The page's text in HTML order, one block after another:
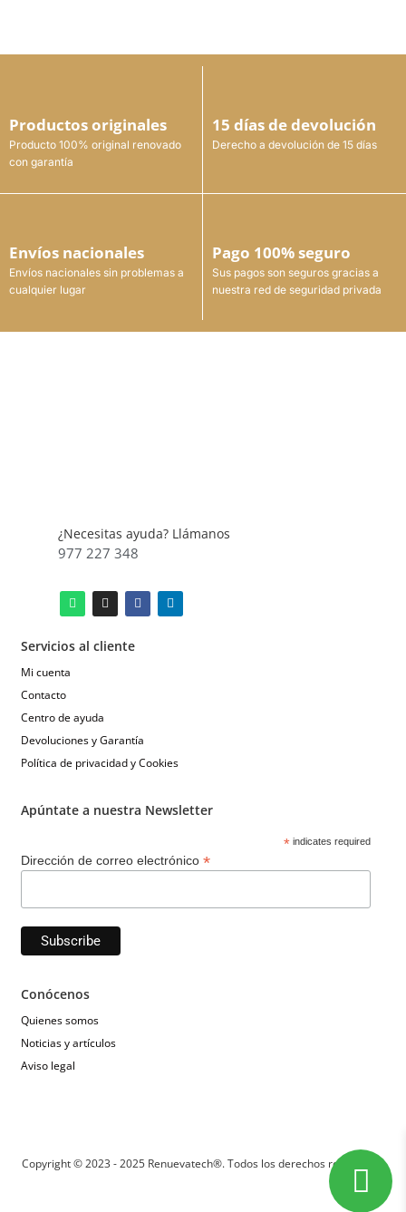
Productos originales
Producto 100% original renovado
con garantía
15 días de devolución
Derecho a devolución de 15 días
Envíos nacionales
Envíos nacionales sin problemas a
cualquier lugar
Pago 100% seguro
Sus pagos son seguros gracias a
nuestra red de seguridad privada
¿Necesitas ayuda? Llámanos
977 227 348
Servicios al cliente
Mi cuenta
Contacto
Centro de ayuda
Devoluciones y Garantía
Política de privacidad y Cookies
Apúntate a nuestra Newsletter
*indicates required
Dirección de correo electrónico *
Conócenos
Quienes somos
Noticias y artículos
Aviso legal
Copyright © 2023 - 2025 Renuevatech®. Todos los derechos reservados